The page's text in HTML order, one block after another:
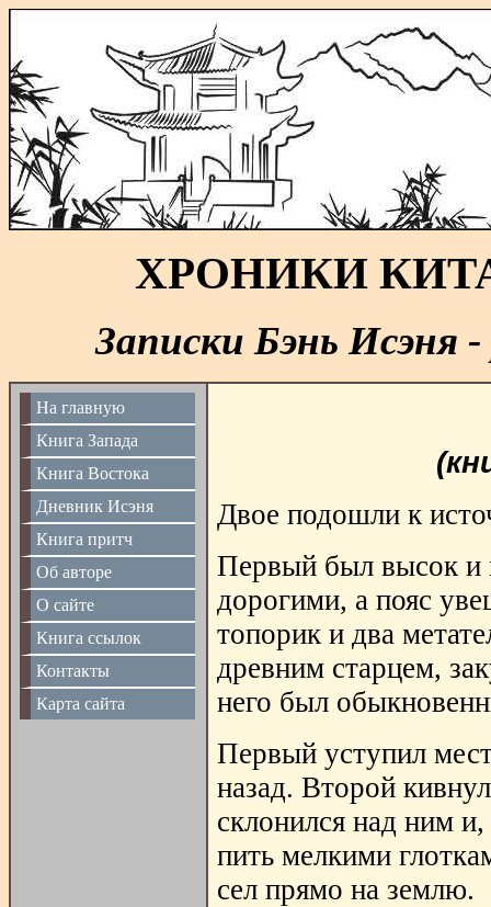
ХРОНИКИ
Записки Бэнь Исэня
На главную
Книга Запада
Книга Востока
Дневник Исэня
Книга притч
Об авторе
О сайте
Книга ссылок
Контакты
Карта сайта
Двое подошли к
Первый был высок и
дорогими, а пояс
топорик и два
древним старцем,
него был
Первый уступил
назад. Второй
склонился над ним
пить мелкими
сел прямо на землю.